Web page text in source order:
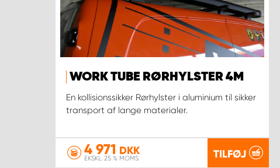
WORK TUBE RØRHYLSTER 4M
En kollisionssikker Rørhylster i aluminium til sikker
transport af lange materialer.
4 971 DKK
EKSKL. 25 % MOMS TILFØJ